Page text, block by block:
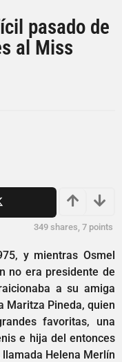
pasado de
al Miss
349 shares, 7 points
y mientras Osmel
no era presidente de
a su amiga
Maritza Pineda, quien
favoritas, una
e hija del entonces
Helena Merlín